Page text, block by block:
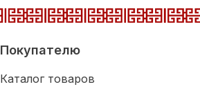
Покупателю
Каталог товаров